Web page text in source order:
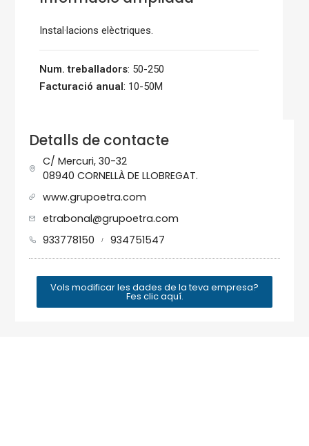
Instal·lacions elèctriques.
Num. treballadors: 50-250
Facturació anual: 10-50M
Detalls de contacte
C/ Mercuri, 30-32
08940 CORNELLÀ DE LLOBREGAT.
www.grupoetra.com
etrabonal@grupoetra.com
933778150
/ 934751547
Vols modificar les dades de la teva empresa?
Fes clic aquí.